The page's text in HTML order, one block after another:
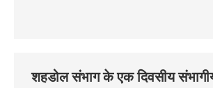
शहडोल संभाग के एक दिवसीय